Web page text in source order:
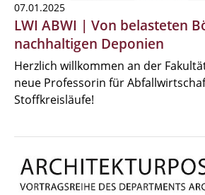
07.01.2025
LWI ABWI | Von belasteten
nachhaltigen Deponien
Herzlich willkommen an der
neue Professorin für
Stoffkreisläufe!